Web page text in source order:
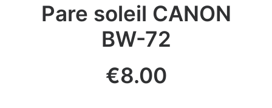
Pare soleil CANON
BW-72
€8.00